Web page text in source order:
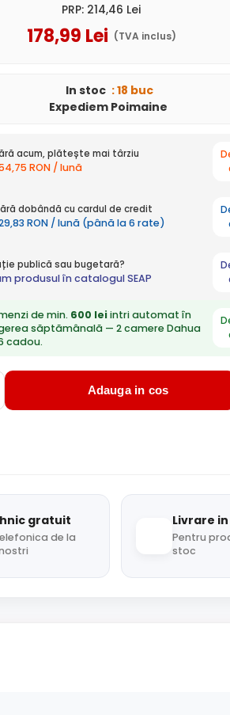
PRP: 214,46 Lei
178,99 Lei (TVA inclus)
In stoc : 18 buc
Expediem Poimaine
acum, plătește mai târziu
RON / lună
dobândă cu cardul de credit
RON / lună (până la 6 rate)
publică sau bugetară?
produsul în catalogul SEAP
de min. 600 leiintri automat în
săptămânală — 2 camere Dahua
cadou.
Adauga in cos
gratuit
de la
Livrare
Pentru
stoc